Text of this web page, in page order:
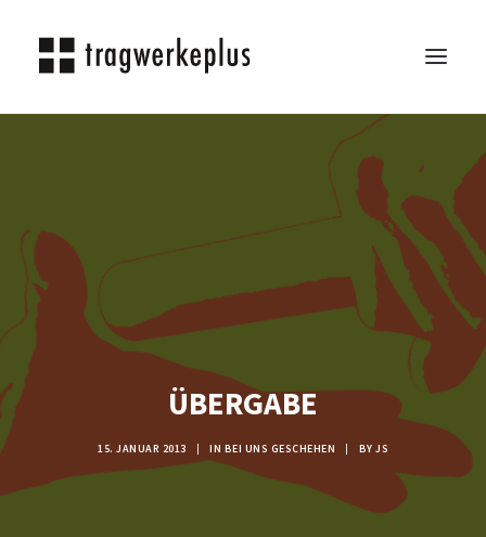
REFERENZEN
ÜBER UNS
KARRIERE
KONTAKT
ÜBERGABE
15. JANUAR 2013 | IN BEI UNS GESCHEHEN | BY JS